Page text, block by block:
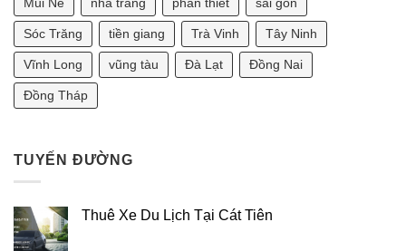
Phong
Thủy
2025]
Sóc Trăng tiền giang Trà Vinh Tây Ninh
Vĩnh Long vũng tàu Đà Lạt Đồng Nai
Đồng Tháp
TUYẾN ĐƯỜNG
Thuê Xe Du Lịch Tại Cát Tiên